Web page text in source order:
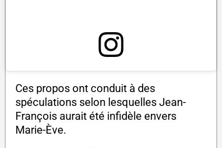
Ces propos ont conduit à des
spéculations selon lesquelles Jean-
François aurait été infidèle envers
Marie-Ève.